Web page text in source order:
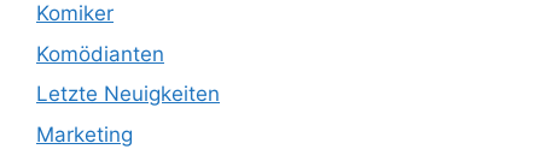
Komiker
Komödianten
Letzte Neuigkeiten
Marketing